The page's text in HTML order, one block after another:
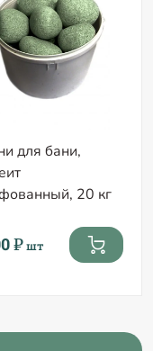
для бани,
20 кг
₽шт